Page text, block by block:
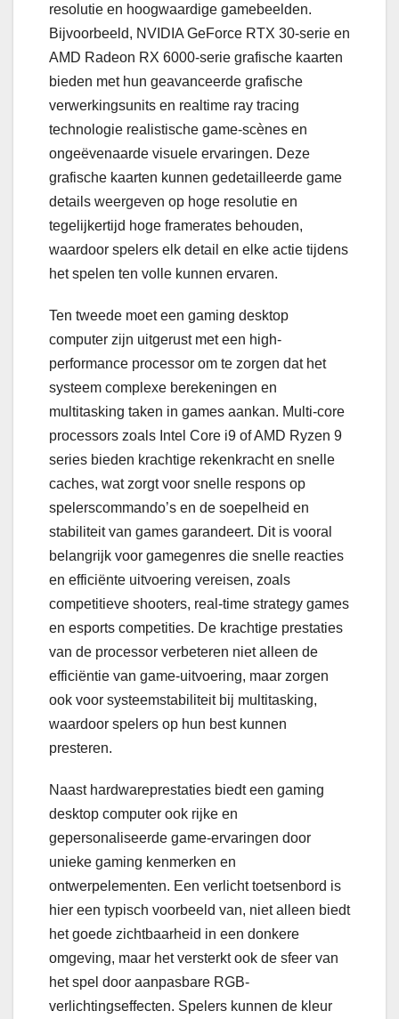
resolutie en hoogwaardige gamebeelden.
Bijvoorbeeld, NVIDIA GeForce RTX 30-serie en
AMD Radeon RX 6000-serie grafische kaarten
bieden met hun geavanceerde grafische
verwerkingsunits en realtime ray tracing
technologie realistische game-scènes en
ongeëvenaarde visuele ervaringen. Deze
grafische kaarten kunnen gedetailleerde game
details weergeven op hoge resolutie en
tegelijkertijd hoge framerates behouden,
waardoor spelers elk detail en elke actie tijdens
het spelen ten volle kunnen ervaren.
Ten tweede moet een gaming desktop
computer zijn uitgerust met een high-
performance processor om te zorgen dat het
systeem complexe berekeningen en
multitasking taken in games aankan. Multi-core
processors zoals Intel Core i9 of AMD Ryzen 9
series bieden krachtige rekenkracht en snelle
caches, wat zorgt voor snelle respons op
spelerscommando’s en de soepelheid en
stabiliteit van games garandeert. Dit is vooral
belangrijk voor gamegenres die snelle reacties
en efficiënte uitvoering vereisen, zoals
competitieve shooters, real-time strategy games
en esports competities. De krachtige prestaties
van de processor verbeteren niet alleen de
efficiëntie van game-uitvoering, maar zorgen
ook voor systeemstabiliteit bij multitasking,
waardoor spelers op hun best kunnen
presteren.
Naast hardwareprestaties biedt een gaming
desktop computer ook rijke en
gepersonaliseerde game-ervaringen door
unieke gaming kenmerken en
ontwerpelementen. Een verlicht toetsenbord is
hier een typisch voorbeeld van, niet alleen biedt
het goede zichtbaarheid in een donkere
omgeving, maar het versterkt ook de sfeer van
het spel door aanpasbare RGB-
verlichtingseffecten. Spelers kunnen de kleur